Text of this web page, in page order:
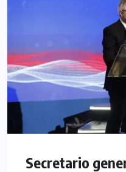
Secretario